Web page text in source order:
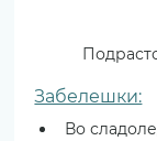
Забелешки:
Во